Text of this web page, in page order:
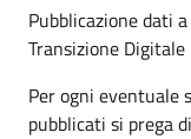
Pubblicazione dati
Transizione Digitale
Per ogni eventuale
pubblicati si prega